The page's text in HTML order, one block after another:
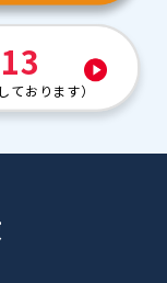
ております）